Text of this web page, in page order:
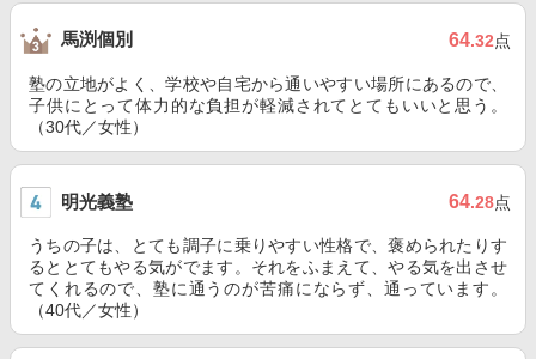
馬渕個別 64.32点
塾の立地がよく、学校や自宅から通いやすい場所にあるので、
子供にとって体力的な負担が軽減されてとてもいいと思う。
（30代／女性）
明光義塾 64.28点
うちの子は、とても調子に乗りやすい性格で、褒められたりす
るととてもやる気がでます。それをふまえて、やる気を出させ
てくれるので、塾に通うのが苦痛にならず、通っています。
（40代／女性）